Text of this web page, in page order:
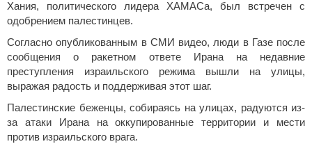
Хания, политического лидера ХАМАСа, был встречен с
одобрением палестинцев.
Согласно опубликованным в СМИ видео, люди в Газе после
сообщения о ракетном ответе Ирана на недавние
преступления израильского режима вышли на улицы,
выражая радость и поддерживая этот шаг.
Палестинские беженцы, собираясь на улицах, радуются из-
за атаки Ирана на оккупированные территории и мести
против израильского врага.